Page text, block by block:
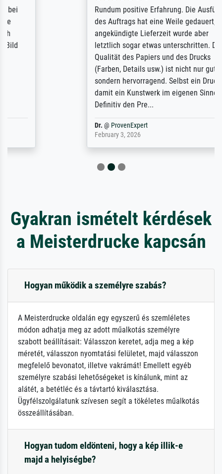
Rundum positive Erfahrung. Die Ausführung
des Auftrags hat eine Weile gedauert, die
angekündigte Lieferzeit wurde aber
letztlich sogar etwas unterschritten. Die
Qualität des Papiers und des Drucks
(Farben, Details usw.) ist nicht nur gut,
sondern hervorragend. Selbst ein Druck ist
damit ein Kunstwerk im eigenen Sinne.
Definitiv den Pre...
Gyakran ismételt kérdések
a Meisterdrucke kapcsán
Hogyan működik a személyre szabás?
A Meisterdrucke oldalán egy egyszerű és szemléletes
módon adhatja meg az adott műalkotás személyre
szabott beállításait: Válasszon keretet, adja meg a kép
méretét, válasszon nyomtatási felületet, majd válasszon
megfelelő bevonatot, illetve vakrámát! Emellett egyéb
személyre szabási lehetőségeket is kínálunk, mint az
alátét, a betétléc és a távtartó kiválasztása.
Ügyfélszolgálatunk szívesen segít a tökéletes műalkotás
összeállításában.
Hogyan tudom eldönteni, hogy a kép illik-e
majd a helyiségbe?